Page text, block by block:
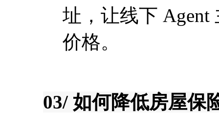
址，让线下
价格。
03/ 如何降低房屋保